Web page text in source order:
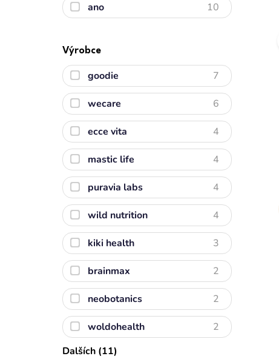
ano 10
Výrobce
goodie 7
wecare 6
ecce vita 4
mastic life 4
puravia labs 4
wild nutrition 4
kiki health 3
brainmax 2
neobotanics 2
woldohealth
2
Dalších (11)